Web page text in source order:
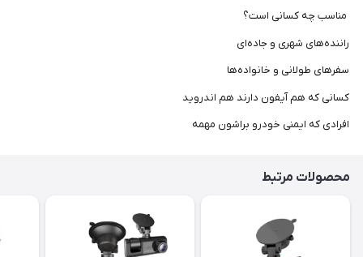
مناسب چه کسانی است؟
راننده‌های شهری و جاده‌ای
سفرهای طولانی و خانواده‌ها
کسانی که هم آیفون دارند هم اندروید
افرادی که ایمنی خودرو براشون مهمه
محصولات مرتبط